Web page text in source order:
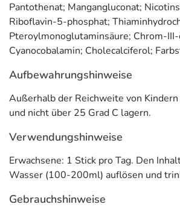
Anwendung
1 Stick pro Tag. Den Inhalt des Sticks
200ml) auflösen und trinken.
Adresse des Lebensmittel-
Haleon Germany GmbH
Barthstr. 4
Allergene) sind bei den
hinterlegt. (oben)
Pantothenat; Mangangluconat;
Riboflavin-5-phosphat;
Pteroylmonoglutaminsäure; Chrom-
Cyanocobalamin; Cholecalciferol;
Aufbewahrungshinweise
Außerhalb der Reichweite von
und nicht über 25 Grad C lagern.
Verwendungshinweise
Erwachsene: 1 Stick pro Tag. Den
Wasser (100-200ml) auflösen und
Gebrauchshinweise